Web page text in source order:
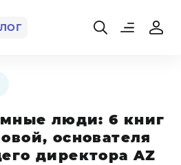
люди: 6 книг
основателя
директора AZ